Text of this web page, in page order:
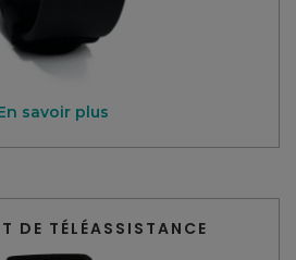
savoir plus
DE TÉLÉASSISTANCE